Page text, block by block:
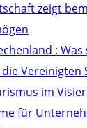
zeigt
:
Vereinigten
im
für